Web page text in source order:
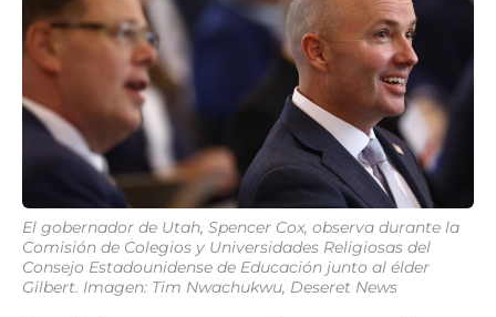
El gobernador de Utah, Spencer Cox, observa durante la
Comisión de Colegios y Universidades Religiosas del
Consejo Estadounidense de Educación junto al élder
Gilbert. Imagen: Tim Nwachukwu, Deseret News